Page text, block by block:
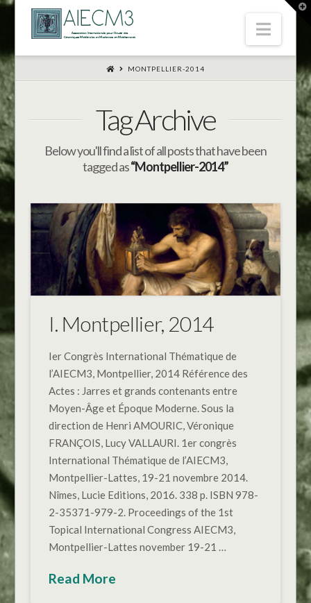
MONTPELLIER-2014
Tag Archive
Below you'll find a list of all posts that have been
tagged as“Montpellier-2014”
I. Montpellier, 2014
Ier Congrès International Thématique de
l’AIECM3, Montpellier, 2014 Référence des
Actes : Jarres et grands contenants entre
Moyen-Âge et Époque Moderne. Sous la
direction de Henri AMOURIC, Véronique
FRANÇOIS, Lucy VALLAURI. 1er congrès
International Thématique de l’AIECM3,
Montpellier-Lattes, 19-21 novembre 2014.
Nîmes, Lucie Editions, 2016. 338 p. ISBN 978-
2-35371-979-2. Proceedings of the 1st
Topical International Congress AIECM3,
Montpellier-Lattes november 19-21 …
Read More